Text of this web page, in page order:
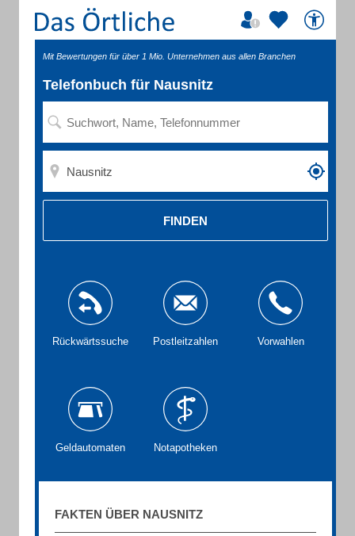
Mit Bewertungen für über 1 Mio. Unternehmen aus allen Branchen
Telefonbuch für Nausnitz
FINDEN
Rückwärtssuche Postleitzahlen Vorwahlen
Geldautomaten Notapotheken
FAKTEN ÜBER NAUSNITZ